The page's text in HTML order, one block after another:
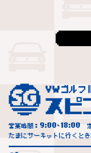
営業時間： 9:00~18:00
たまにサーキットに行くと